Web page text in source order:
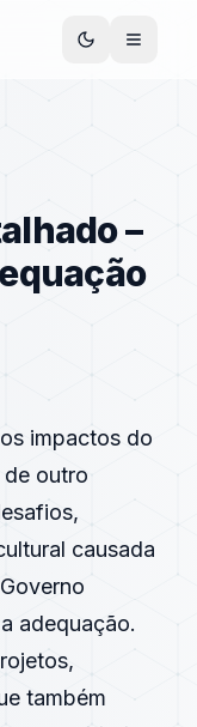
–
impactos do
de outro
causada
adequação.
também